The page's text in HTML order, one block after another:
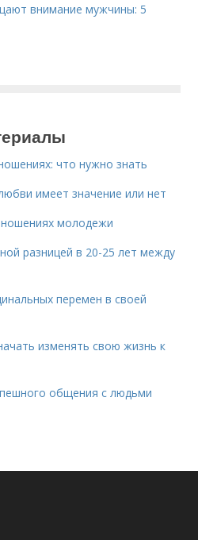
внимание мужчины: 5
что нужно знать
имеет значение или нет
молодежи
разницей в 20-25 лет между
перемен в своей
изменять свою жизнь к
общения с людьми